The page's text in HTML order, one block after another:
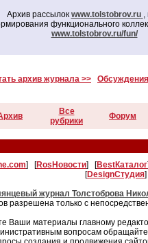
Архив рассылок www.tolstobrov.ru ,
функционального
www.tolstobrov.ru/fun/
архив журнала >>
Все
рубрики
Форум
] [RosНовости] [BestКаталог
[DesignСтудия
журнал Толстоброва
разрешена только с
Ваши материалы главному
вопросам